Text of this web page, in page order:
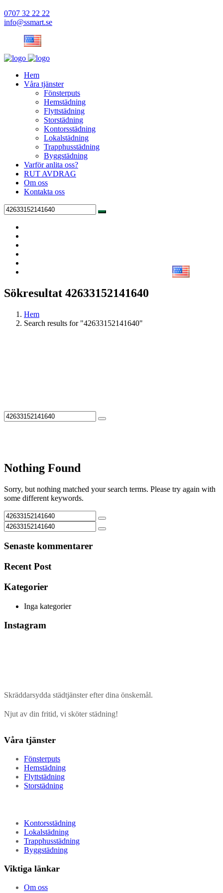
0707 32 22 22
info@ssmart.se
Hem
Våra tjänster
Fönsterputs
Hemstädning
Flyttstädning
Storstädning
Kontorsstädning
Lokalstädning
Trapphusstädning
Byggstädning
Varför anlita oss?
RUT AVDRAG
Om oss
Kontakta oss
Sökresultat 42633152141640
Hem
Search results for "42633152141640"
Nothing Found
Sorry, but nothing matched your search terms. Please try again with
some different keywords.
Senaste kommentarer
Recent Post
Kategorier
Inga kategorier
Instagram
Skräddarsydda städtjänster efter dina önskemål.
Njut av din fritid, vi sköter städning!
Våra tjänster
Fönsterputs
Hemstädning
Flyttstädning
Storstädning
Kontorsstädning
Lokalstädning
Trapphusstädning
Byggstädning
Viktiga länkar
Om oss